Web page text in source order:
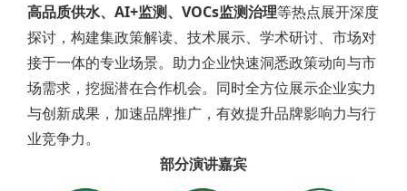
高品质供水、AI+监测、VOCs监测治理等热点展开深度
探讨，构建集政策解读、技术展示、学术研讨、市场对
接于一体的专业场景。助力企业快速洞悉政策动向与市
场需求，挖掘潜在合作机会。同时全方位展示企业实力
与创新成果，加速品牌推广，有效提升品牌影响力与行
业竞争力。
部分演讲嘉宾